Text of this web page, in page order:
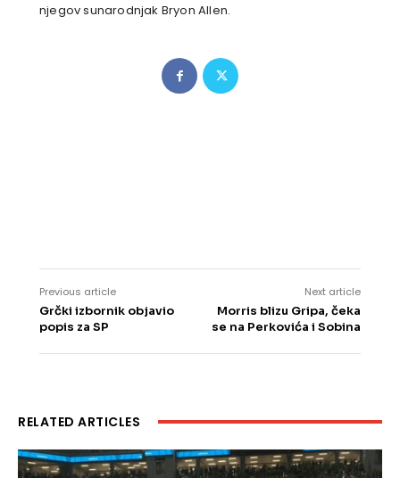
njegov sunarodnjak Bryon Allen.
Previous article
Grčki izbornik objavio
popis za SP
Next article
Morris blizu Gripa, čeka
se na Perkovića i Sobina
RELATED ARTICLES